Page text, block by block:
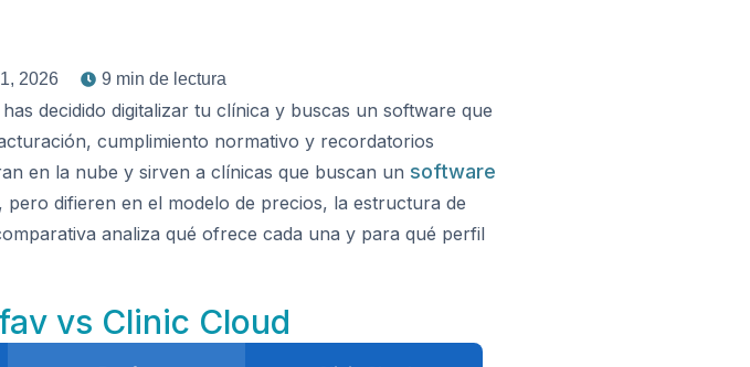
2026 9 min de lectura
decidido digitalizar tu clínica y buscas un software que
cumplimiento normativo y recordatorios
en la nube y sirven a clínicas que buscan un software
difieren en el modelo de precios, la estructura de
analiza qué ofrece cada una y para qué perfil
vs Clinic Cloud